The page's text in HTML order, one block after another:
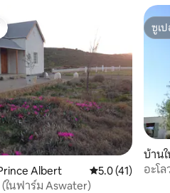
ด
Albert คะแนนเฉลี่ย 5.0
5.0 (41)
ในฟาร์ม Aswater)
ซูเ
ซูเ
บ้าน
อะโ